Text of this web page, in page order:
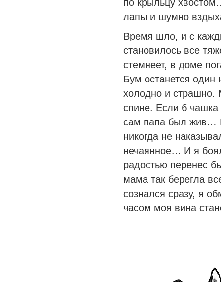
по крыльцу
лапы и шумно
Время шло, и с
становилось все
стемнеет, в доме
Бум останется
холодно и страшно.
спине. Если б
сам папа был жив…
никогда не
нечаянное… И я
радостью перенес
мама так берегла
сознался сразу, я
часом моя вина